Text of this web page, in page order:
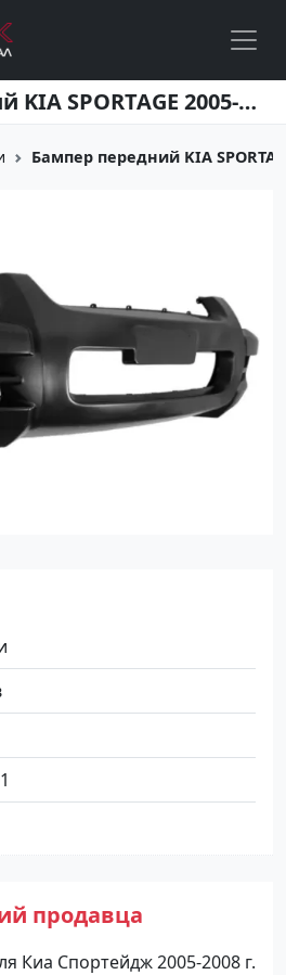
Бампер передний KIA SPORTAGE 2005-2008 Краснодар
Бампер передний KIA
продавца
Киа Спортейдж 2005-2008 г.